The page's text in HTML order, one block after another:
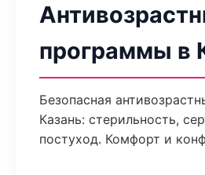
программы в
Безопасная
Казань: стерильность,
постуход. Комфорт и